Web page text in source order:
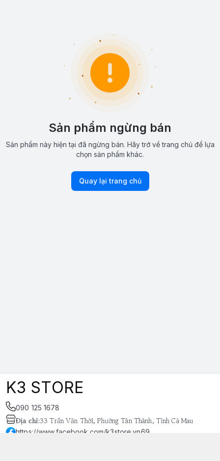
Sản phẩm ngừng bán
Sản phẩm này hiện tại đã ngừng bán. Hãy trở về trang chủ để lựa
chọn sản phẩm khác.
Quay lại trang chủ
K3 STORE
090 125 1678
Địa chỉ:33 Trần Văn Thời, Phường Tân Thành, Tỉnh Cà Mau
https://www.facebook.com/k3store.vn69